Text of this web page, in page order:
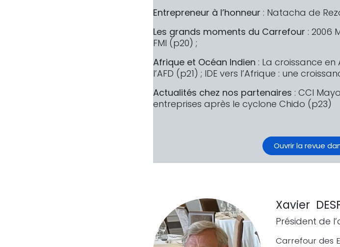
Entrepreneur à l’honneur : Natacha de
Les grands moments du Carrefour : 2006
FMI (p20) ;
Afrique et Océan Indien : La croissance en
l’AFD (p21) ; IDE vers l’Afrique : une
Actualités chez nos partenaires : CCI
entreprises après le cyclone Chido (p23)
Ouvrir la revue
Xavier
Président de
Carrefour des